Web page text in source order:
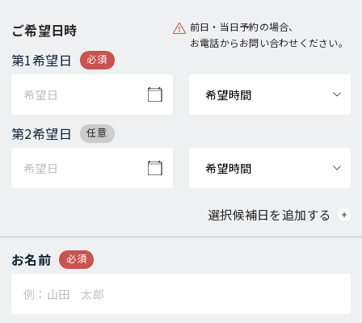
ご希望日時
選択候補日を追加する
前日・当日予約の場合、
お電話からお問い合わせください。
第1希望日 必須
第2希望日 任意
お名前 必須